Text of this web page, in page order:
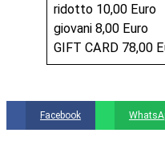
ridotto 10,00 Euro
giovani 8,00 Euro
GIFT CARD 78,00
Facebook